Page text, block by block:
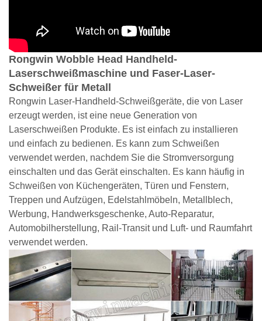
Rongwin Wobble Head Handheld-
Laserschweißmaschine und Faser-Laser-
Schweißer für Metall
Rongwin Laser-Handheld-Schweißgeräte, die von Laser
erzeugt werden, ist eine neue Generation von
Laserschweißen Produkte. Es ist einfach zu installieren
und einfach zu bedienen. Es kann zum Schweißen
verwendet werden, nachdem Sie die Stromversorgung
einschalten und das Gerät einschalten. Es kann häufig in
Schweißen von Küchengeräten, Türen und Fenstern,
Treppen und Aufzügen, Edelstahlmöbeln, Metallblech,
Werbung, Handwerksgeschenke, Auto-Reparatur,
Automobilherstellung, Rail-Transit und Luft- und Raumfahrt
verwendet werden.